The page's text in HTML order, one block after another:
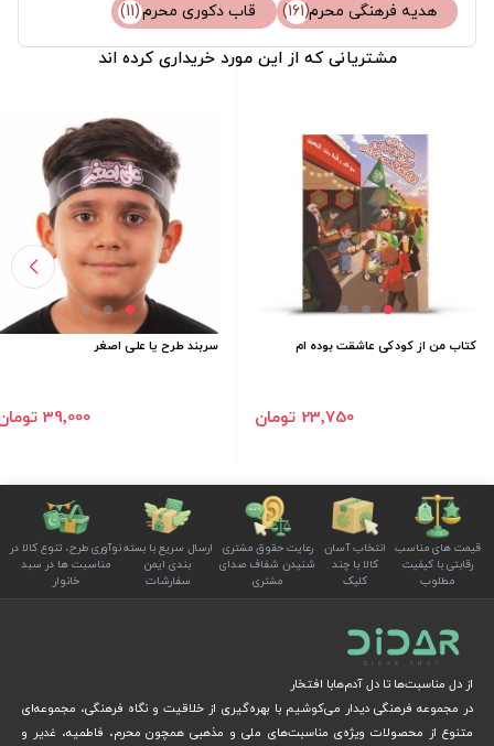
هدیه فرهنگی محرم(161) قاب دکوری محرم(11)
مشتریانی که از این مورد خریداری کرده اند
کتاب من از کودکی عاشقت بوده ام
23٬750 تومان
سربند طرح یا علی اصغر
39٬000 تومان
قیمت های مناسب
رقابتی با کیفیت
مطلوب
انتخاب آسان
کالا با چند
کلیک
رعایت حقوق مشتری
شنیدن شفاف صدای
مشتری
ارسال سریع با بسته
بندی ایمن
سفارشات
نوآوری طرح، تنوع کالا در
مناسبت ها در سبد
خانوار
از دل مناسبت‌ها تا دل آدم‌هابا افتخار
در مجموعه فرهنگی دیدار می‌کوشیم با بهره‌گیری از خلاقیت و نگاه فرهنگی، مجموعه‌ای
متنوع از محصولات ویژه‌ی مناسبت‌های ملی و مذهبی همچون محرم، فاطمیه، غدیر و